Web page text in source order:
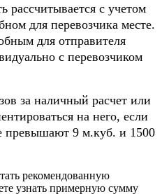
рассчитывается с учетом
для перевозчика месте.
для отправителя
с перевозчиком
за наличный расчет или
на него, если
превышают 9 м.куб. и 1500
рекомендованную
узнать примерную сумму